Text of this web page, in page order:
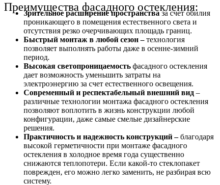
Преимущества фасадного остекления:
Зрительное расширение пространстваза счет обилия
проникающего в помещения естественного света и
отсутствия резко очерчивающих площадь границ.
Быстрый монтаж в любой сезон –технология
позволяет выполнять работы даже в осенне-зимний
период.
Высокая светопроницаемость фасадного остекления
дает возможность уменьшить затраты на
электроэнергию за счет естественного освещения.
Современный и респектабельный внешний вид –
различные технологии монтажа фасадного остекления
позволяют воплотить в жизнь конструкции любой
конфигурации, даже самые смелые дизайнерские
решения.
Практичность и надежность конструкций –благодаря
высокой герметичности при монтаже фасадного
остекления в холодное время года существенно
снижаются теплопотери. Если какой-то стеклопакет
поврежден, его можно легко заменить, не разбирая всю
систему.